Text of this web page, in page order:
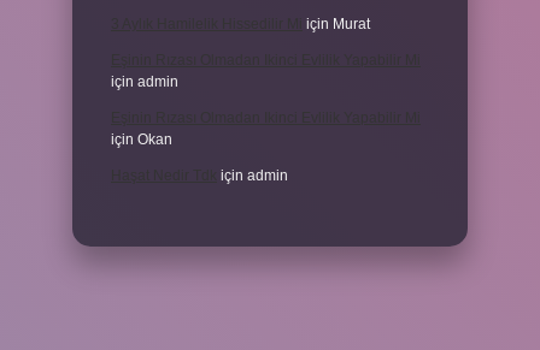
için Murat
için admin
için Okan
için admin